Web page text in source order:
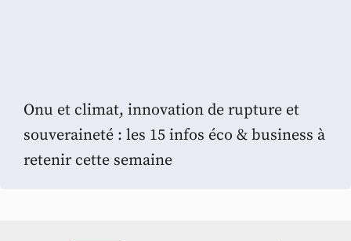
Onu et climat, innovation de rupture et
souveraineté : les 15 infos éco & business à
retenir cette semaine